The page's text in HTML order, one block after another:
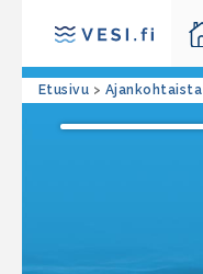
Etusivu > Ajankohtaista